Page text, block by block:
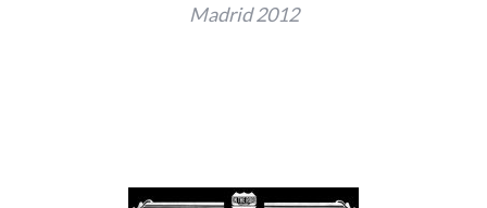
Madrid 2012